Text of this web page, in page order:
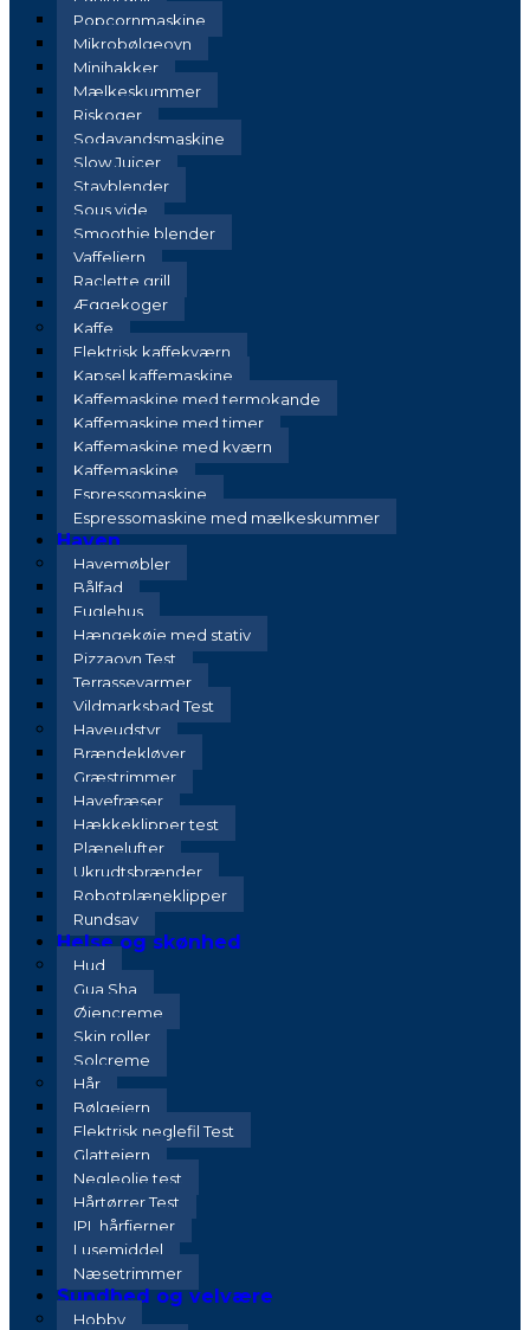
Popcornmaskine
Mikrobølgeovn
Minihakker
Mælkeskummer
Riskoger
Sodavandsmaskine
Slow Juicer
Stavblender
Sous vide
Smoothie blender
Vaffeljern
Raclette grill
Æggekoger
Kaffe
Elektrisk kaffekværn
Kapsel kaffemaskine
Kaffemaskine med termokande
Kaffemaskine med timer
Kaffemaskine med kværn
Kaffemaskine
Espressomaskine
Espressomaskine med mælkeskummer
Haven
Havemøbler
Bålfad
Fuglehus
Hængekøje med stativ
Pizzaovn Test
Terrassevarmer
Vildmarksbad Test
Haveudstyr
Brændekløver
Græstrimmer
Havefræser
Hækkeklipper test
Plænelufter
Ukrudtsbrænder
Robotplæneklipper
Rundsav
Helse og skønhed
Hud
Gua Sha
Øjencreme
Skin roller
Solcreme
Hår
Bølgejern
Elektrisk neglefil Test
Glattejern
Negleolie test
Hårtørrer Test
IPL hårfjerner
Lusemiddel
Næsetrimmer
Sundhed og velvære
Hobby